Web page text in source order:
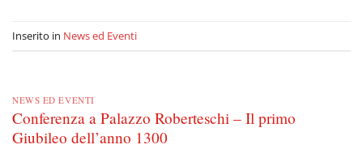
Inserito in News ed Eventi
NEWS ED EVENTI
Conferenza a Palazzo Roberteschi – Il primo
Giubileo dell’anno 1300